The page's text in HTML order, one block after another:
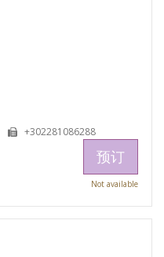
+302281086288
预订
Not available